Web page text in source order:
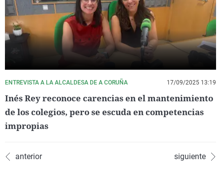
ENTREVISTA A LA ALCALDESA DE A CORUÑA 17/09/2025 13:19
Inés Rey reconoce carencias en el mantenimiento
de los colegios, pero se escuda en competencias
impropias
anterior siguiente